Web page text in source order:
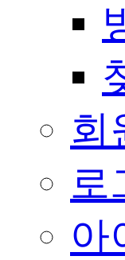
회
로
아